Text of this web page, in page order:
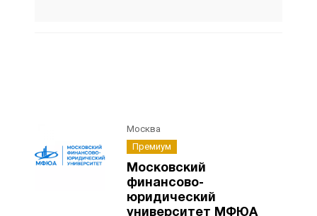
Москва
Премиум
Московский
финансово-
юридический
университет МФЮА